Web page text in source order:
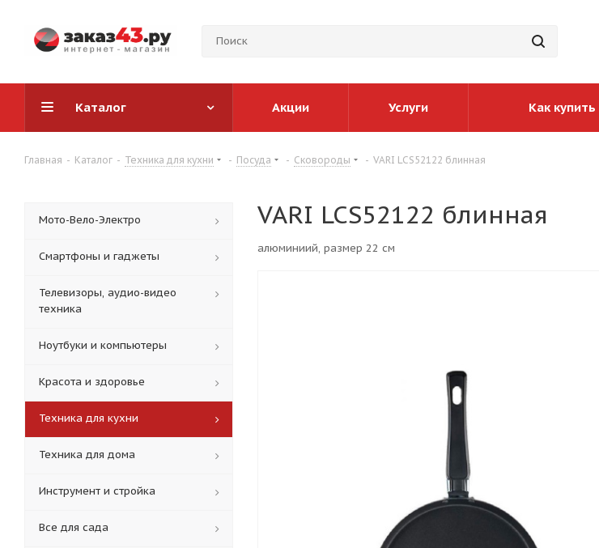
Каталог Акции Услуги Как купить
Главная - Каталог - Техника для кухни - Посуда - Сковороды - VARI LCS52122 блинная
VARI LCS52122 блинная
алюминиий, размер 22 см
Мото-Вело-Электро
Смартфоны и гаджеты
Телевизоры, аудио-видео
техника
Ноутбуки и компьютеры
Красота и здоровье
Техника для кухни
Техника для дома
Инструмент и стройка
Все для сада